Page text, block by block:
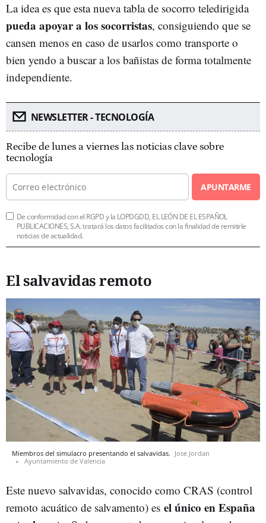
La idea es que esta nueva tabla de socorro teledirigida
pueda apoyar a los socorristas, consiguiendo que se
cansen menos en caso de usarlos como transporte o
bien yendo a buscar a los bañistas de forma totalmente
independiente.
NEWSLETTER - TECNOLOGÍA
Recibe de lunes a viernes las noticias clave sobre
tecnología
APUNTARME
De conformidad con el RGPD y la LOPDGDD, EL LEÓN DE EL ESPAÑOL
PUBLICACIONES, S.A. tratará los datos facilitados con la finalidad de remitirle
noticias de actualidad.
El salvavidas remoto
Miembros del simulacro presentando el salvavidas. Jose Jordan
Ayuntamiento de Valencia
Este nuevo salvavidas, conocido como CRAS (control
remoto acuático de salvamento) es el único en España